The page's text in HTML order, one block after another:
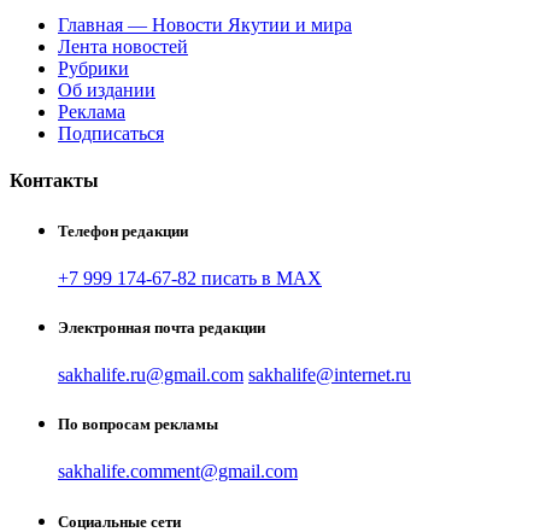
Главная — Новости Якутии и мира
Лента новостей
Рубрики
Об издании
Реклама
Подписаться
Контакты
Телефон редакции
+7 999 174-67-82 писать в MAX
Электронная почта редакции
sakhalife.ru@gmail.com sakhalife@internet.ru
По вопросам рекламы
sakhalife.comment@gmail.com
Социальные сети